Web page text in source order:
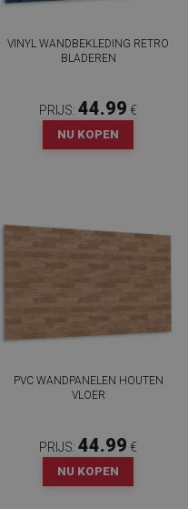
VINYL WANDBEKLEDING RETRO
BLADEREN
PRIJS: 44.99 €
NU KOPEN
PVC WANDPANELEN HOUTEN
VLOER
PRIJS: 44.99 €
NU KOPEN